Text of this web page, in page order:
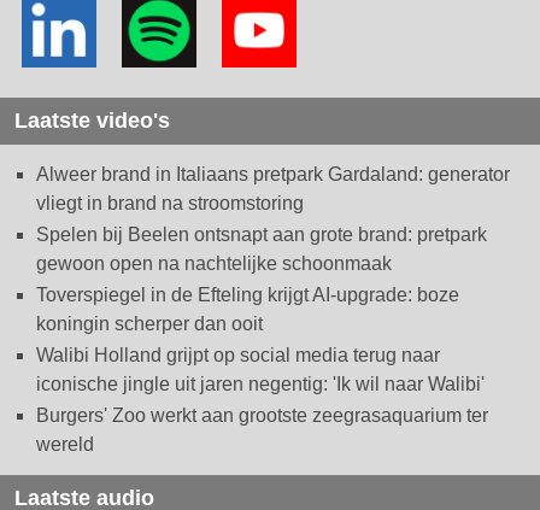
Laatste video's
Alweer brand in Italiaans pretpark Gardaland: generator
vliegt in brand na stroomstoring
Spelen bij Beelen ontsnapt aan grote brand: pretpark
gewoon open na nachtelijke schoonmaak
Toverspiegel in de Efteling krijgt AI-upgrade: boze
koningin scherper dan ooit
Walibi Holland grijpt op social media terug naar
iconische jingle uit jaren negentig: 'Ik wil naar Walibi'
Burgers' Zoo werkt aan grootste zeegrasaquarium ter
wereld
Laatste audio